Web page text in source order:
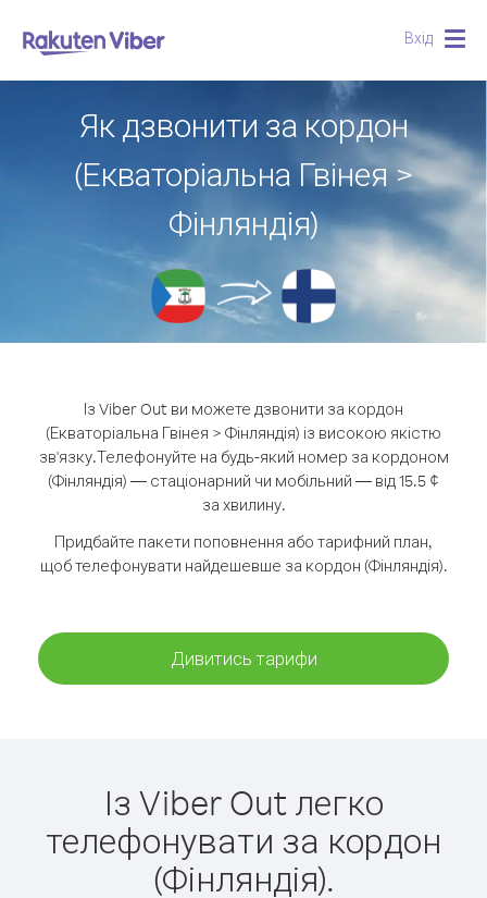
Вхід
Як дзвонити за кордон
(Екваторіальна Гвінея >
Фінляндія)
Із Viber Out ви можете дзвонити за кордон
(Екваторіальна Гвінея > Фінляндія) із високою якістю
зв'язку.Телефонуйте на будь-який номер за кордоном
(Фінляндія) — стаціонарний чи мобільний — від 15.5 ¢
за хвилину.
Придбайте пакети поповнення або тарифний план,
щоб телефонувати найдешевше за кордон (Фінляндія).
Дивитись тарифи
Із Viber Out легко
телефонувати за кордон
(Фінляндія).